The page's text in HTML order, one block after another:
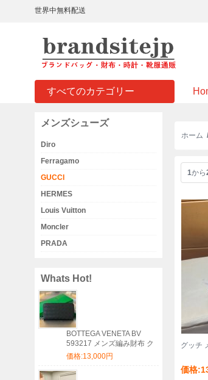
世界中無料配送
すべてのカテゴリー
メンズシューズ
Diro
Ferragamo
GUCCI
HERMES
Louis Vuitton
Moncler
PRADA
Whats Hot!
BOTTEGA VENETA BV
593217 メンズ編み財布 ク
ラシック編み牛皮 19x10cm
価格:13,000円
ホーム /
1から
グッチ
価格